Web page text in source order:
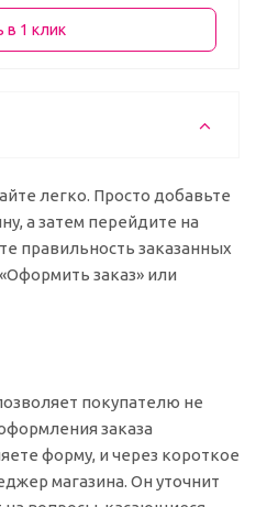
в 1 клик
легко. Просто добавьте
а затем перейдите на
правильность заказанных
заказ» или
покупателю не
заказа
форму, и через короткое
магазина. Он уточнит